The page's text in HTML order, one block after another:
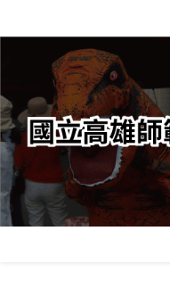
轉
要
內
容